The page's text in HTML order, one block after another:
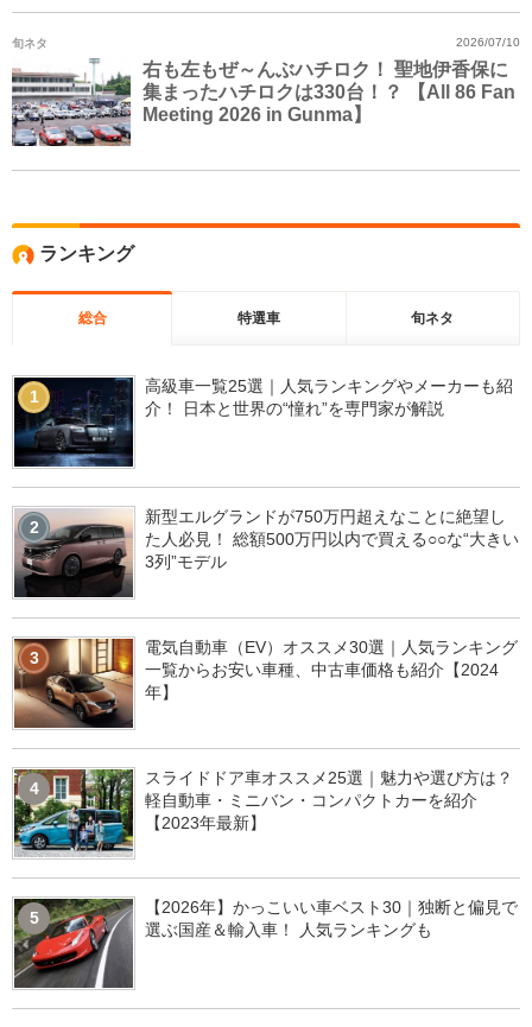
旬ネタ
右も左もぜ～んぶハチロク！ 聖地伊香保に
集まったハチロクは330台！？ 【All 86 Fan
Meeting 2026 in Gunma】
2026/07/10
ランキング
総合 特選車 旬ネタ
1
高級車一覧25選｜人気ランキングやメーカーも紹
介！ 日本と世界の“憧れ”を専門家が解説
2
新型エルグランドが750万円超えなことに絶望し
た人必見！ 総額500万円以内で買える○○な“大きい
3列”モデル
3
電気自動車（EV）オススメ30選｜人気ランキング
一覧からお安い車種、中古車価格も紹介【2024
年】
4
スライドドア車オススメ25選｜魅力や選び方は？
軽自動車・ミニバン・コンパクトカーを紹介
【2023年最新】
5
【2026年】かっこいい車ベスト30｜独断と偏見で
選ぶ国産＆輸入車！ 人気ランキングも